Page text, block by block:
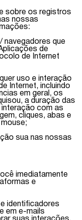
sobre os registros
nossas
navegadores que
de
de Internet
uso e interação
Internet, incluindo
em geral, os
a duração das
com as
cliques, abas e
sua nas nossas
imediatamente
e
identificadores
em e-mails